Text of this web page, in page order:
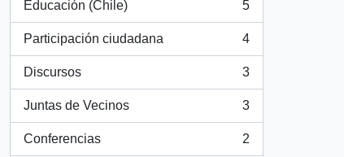
Educación (Chile)
, 5 resultados
5
Participación ciudadana
, 4 resultados
4
Discursos
, 3 resultados
3
Juntas de Vecinos
, 3 resultados
3
Conferencias
, 2 resultados
2